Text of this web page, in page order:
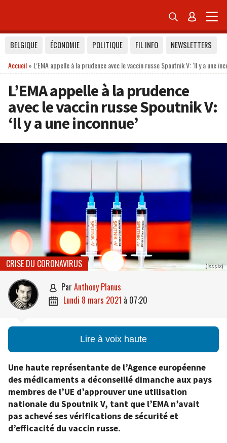
 
BELGIQUE ÉCONOMIE POLITIQUE FIL INFO
NEWSLETTERS
Accueil» L’EMA appelle à la prudence avec le vaccin russe Spoutnik V: ‘Il y a une
L’EMA appelle à la prudence
avec le vaccin russe Spoutnik V:
‘Il y a une inconnue’
(Isopix)
CRISE DU CORONAVIRUS
 par Anthony Planus
 lundi 8 mars 2021 à 07:20
Lire à voix haute
Une haute représentante de l’Agence européenne
des médicaments a déconseillé dimanche aux pays
membres de l’UE d’approuver une utilisation
nationale du Spoutnik V, tant que l’EMA n’avait
pas achevé ses vérifications de sécurité et
d’efficacité du vaccin russe.